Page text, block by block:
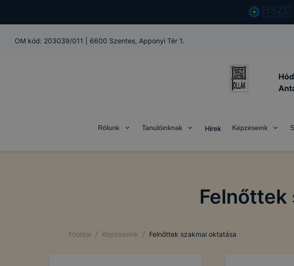
OM kód: 203039/011 6600 Szentes, Apponyi Tér 1.
Rólunk Tanulóinknak Hírek Képzéseink
Felnőttek
Főoldal / Képzéseink / Felnőttek szakmai oktatása